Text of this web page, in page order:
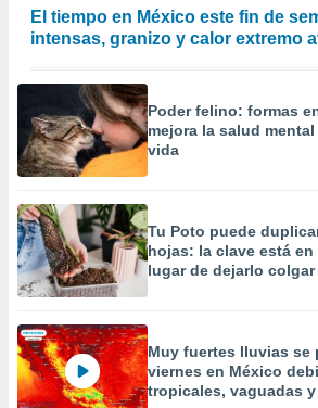
El tiempo en México este fin de
intensas, granizo y calor extremo
Poder felino: formas
mejora la salud
vida
Tu Poto puede
hojas: la clave está
lugar de dejarlo colgar
Muy fuertes lluvias se
viernes en México
tropicales, vaguadas